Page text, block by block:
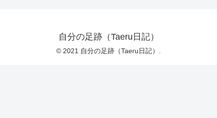
自分の足跡（Taeru日記）
© 2021 自分の足跡（Taeru日記）.